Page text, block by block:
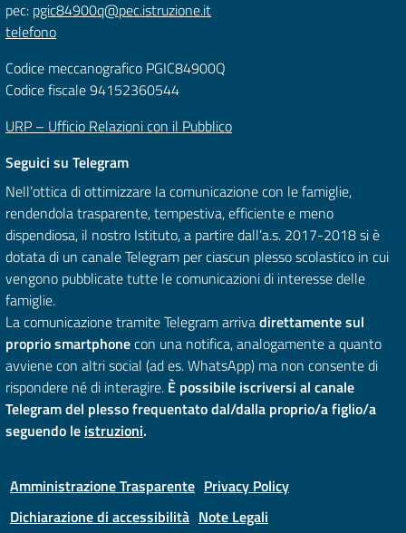
pec: pgic84900q@pec.istruzione.it
telefono
Codice meccanografico PGIC84900Q
Codice fiscale 94152360544
URP – Ufficio Relazioni con il Pubblico
Seguici su Telegram
Nell’ottica di ottimizzare la comunicazione con le famiglie,
rendendola trasparente, tempestiva, efficiente e meno
dispendiosa, il nostro Istituto, a partire dall’a.s. 2017-2018 si è
dotata di un canale Telegram per ciascun plesso scolastico in cui
vengono pubblicate tutte le comunicazioni di interesse delle
famiglie.
La comunicazione tramite Telegram arrivadirettamente sul
proprio smartphonecon una notifica, analogamente a quanto
avviene con altri social (ad es. WhatsApp) ma non consente di
rispondere né di interagire. È possibile iscriversi al canale
Telegram del plesso frequentato dal/dalla proprio/a figlio/a
seguendo le istruzioni.
Amministrazione Trasparente Privacy Policy
Dichiarazione di accessibilità Note Legali